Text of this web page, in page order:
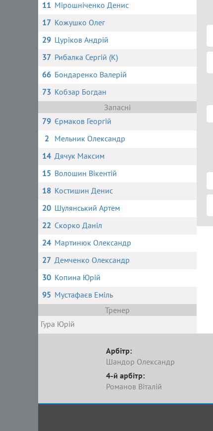
11 Мірошніченко Денис
17 Кожушко Олег
29 Цуріков Андрій
37 Рибалка Сергій (К)
66 Бондаренко Валерій
73 Кобзар Богдан
Запасні
79 Єрмаков Георгій
2
Мельник Олександр
14 Дячук Максим
15 Волошин Вікентій
18 Костишин Денис
20 Шулянський Артем
22 Скорко Даніл
24 Мартинюк Олександр
27 Демченко Олександр
30 Копина Юрій
95 Мустафаєв Еміль
Тренер
Гура Юрій
Арбітр:
Шандор Олександр
4-й арбітр:
Романов Віталій